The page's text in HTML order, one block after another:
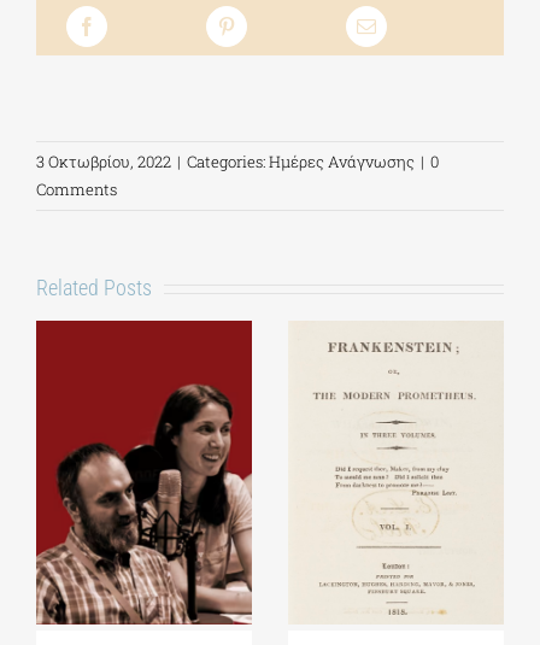
3 Οκτωβρίου, 2022 | Categories:Ημέρες Ανάγνωσης | 0
Comments
Related Posts